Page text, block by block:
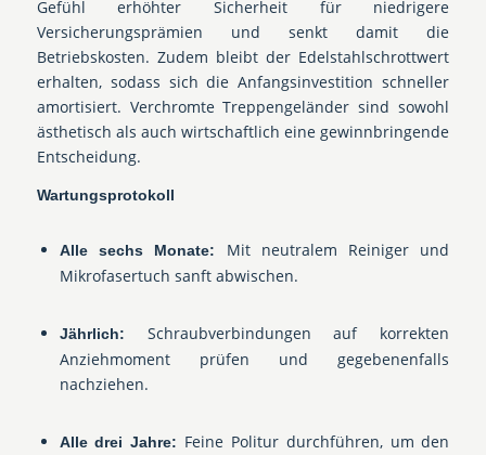
Gefühl erhöhter Sicherheit für niedrigere
Versicherungsprämien und senkt damit die
Betriebskosten. Zudem bleibt der Edelstahlschrottwert
erhalten, sodass sich die Anfangsinvestition schneller
amortisiert. Verchromte Treppengeländer sind sowohl
ästhetisch als auch wirtschaftlich eine gewinnbringende
Entscheidung.
Wartungsprotokoll
Alle sechs Monate:
Mit neutralem Reiniger und
Mikrofasertuch sanft abwischen.
Jährlich:
Schraubverbindungen auf korrekten
Anziehmoment prüfen und gegebenenfalls
nachziehen.
Alle drei Jahre: Feine Politur durchführen, um den